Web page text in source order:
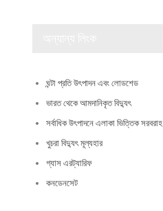
ঘন্টা প্রতি উৎপাদন এবং লোডশেড
ভারত থেকে আমদানিকৃত বিদ্যুৎ
সর্বাধিক উৎপাদনে এলাকা ভিত্তিক সরবরাহ
খুচরা বিদ্যুৎ মূল্যহার
গ্যাস এরট্যারিফ
কনডেনসেট